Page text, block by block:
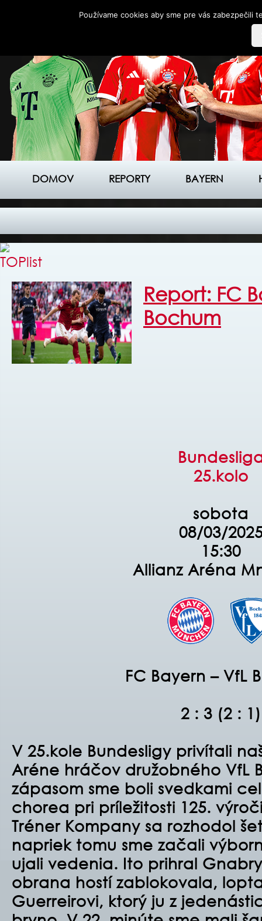
DOMOV REPORTY BAYERN
Report: FC
Bochum
25.kolo
sobota
08/03/
15:30
Allianz Aréna
FC Bayern – VfL
2 : 3 (2 : 1)
V 25.kole Bundesligy privítali
Aréne hráčov družobného VfL
zápasom sme boli svedkami
chorea pri príležitosti 125.
Tréner Kompany sa rozhodol
napriek tomu sme začali
ujali vedenia. Ito prihral
obrana hostí zablokovala,
Guerreirovi, ktorý ju z
Používame cookies aby sme pre vás zabezpečili